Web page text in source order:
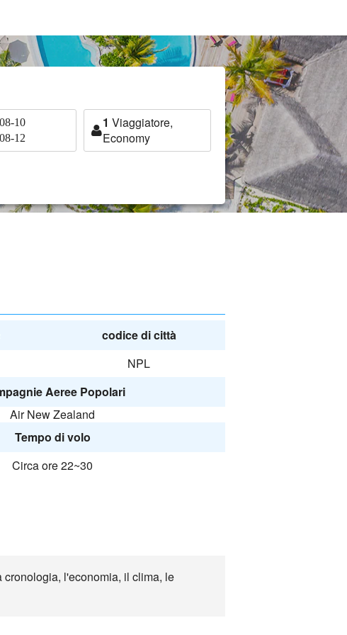
10
12
1 Viaggiatore,
Economy
codice di città
NPL
Aeree Popolari
Air New Zealand
Tempo di volo
Circa ore 22~30
cronologia, l'economia, il clima, le